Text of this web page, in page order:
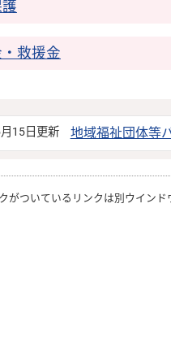
救援金
15日更新 地域福祉団体等
がついているリンクは別ウインド